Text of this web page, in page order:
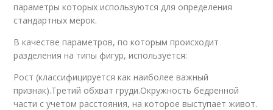
параметры которых используются для определения
стандартных мерок.
В качестве параметров, по которым происходит
разделения на типы фигур, используется:
Рост (классифицируется как наиболее важный
признак).Третий обхват груди.Окружность бедренной
части с учетом расстояния, на которое выступает живот.